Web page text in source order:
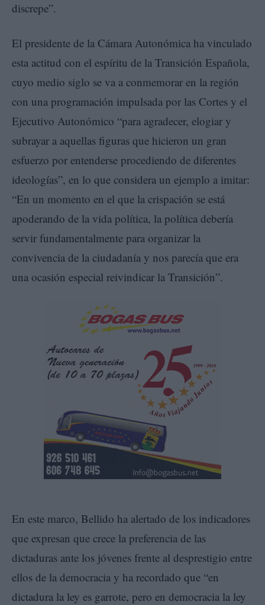
discrepe”.
El presidente de la Cámara Autonómica ha vinculado
esta actitud con el espíritu de la Transición Española,
cuyo medio siglo se va a conmemorar en la región
con una programación impulsada por las Cortes y el
Ejecutivo Autonómico “para agradecer, elogiar y
subrayar a aquellas figuras que hicieron un gran
esfuerzo por entenderse procediendo de diferentes
ideologías”, en lo que considera un ejemplo a imitar:
“En un momento en el que la crispación se está
apoderando de la vida política, la política debería
servir fundamentalmente para organizar la
convivencia de la ciudadanía y nos parecía que era
una ocasión especial reivindicar la Transición”.
En este marco, Bellido ha alertado de los indicadores
que expresan que crece la preferencia de las
dictaduras ante los jóvenes frente al desprestigio entre
ellos de la democracia y ha recordado que “en
dictadura la ley es garrote, pero en democracia la ley